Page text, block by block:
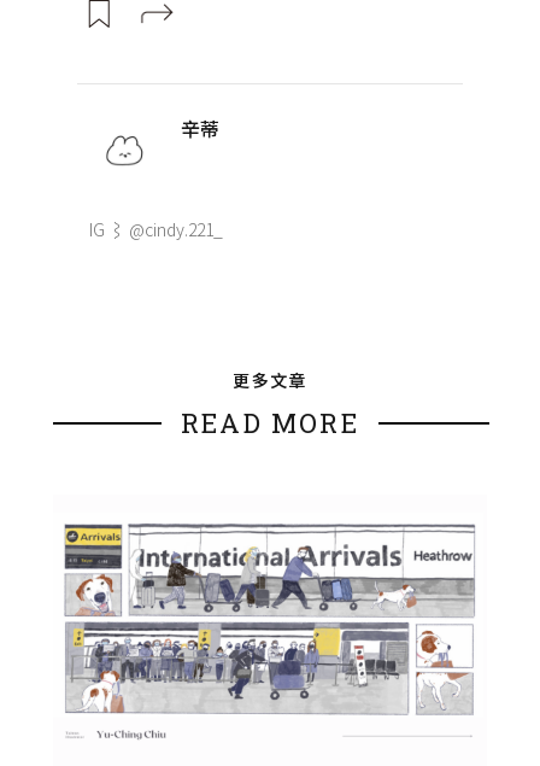
辛蒂
IG ⌇ @cindy.221_
更多文章
READ MORE